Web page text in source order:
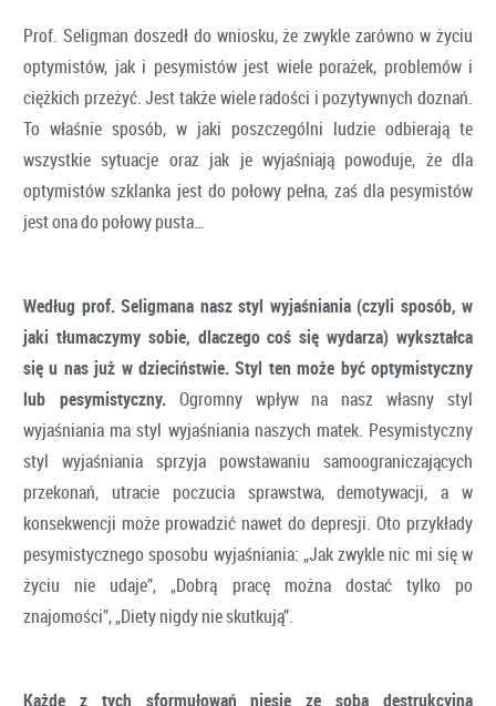
Prof. Seligman doszedł do wniosku, że zwykle zarówno w życiu
optymistów, jak i pesymistów jest wiele porażek, problemów i
ciężkich przeżyć. Jest także wiele radości i pozytywnych doznań.
To właśnie sposób, w jaki poszczególni ludzie odbierają te
wszystkie sytuacje oraz jak je wyjaśniają powoduje, że dla
optymistów szklanka jest do połowy pełna, zaś dla pesymistów
jest ona do połowy pusta…
Według prof. Seligmana nasz styl wyjaśniania (czyli sposób, w
jaki tłumaczymy sobie, dlaczego coś się wydarza) wykształca
się u nas już w dzieciństwie. Styl ten może być optymistyczny
lub pesymistyczny.Ogromny wpływ na nasz własny styl
wyjaśniania ma styl wyjaśniania naszych matek. Pesymistyczny
styl wyjaśniania sprzyja powstawaniu samoograniczających
przekonań, utracie poczucia sprawstwa, demotywacji, a w
konsekwencji może prowadzić nawet do depresji. Oto przykłady
pesymistycznego sposobu wyjaśniania: „Jak zwykle nic mi się w
życiu nie udaje”, „Dobrą pracę można dostać tylko po
znajomości”, „Diety nigdy nie skutkują”.
Każde z tych sformułowań niesie ze sobą destrukcyjną